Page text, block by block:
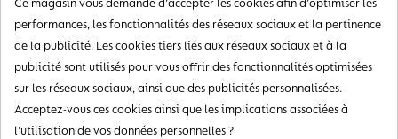
protection complète sans compromettre la présentation visuelle
des bouteilles.
- Facile à installer et à utiliser : Le dispositif est simple à mettre
en place et à manipuler par votre personnel, garantissant une
protection instantanée pour vos bouteilles d'alcool.
- Protection complète : Les détecteurs intégrés protègent
performances, les fonctionnalités des réseaux sociaux et la pertinence
de la publicité. Les cookies tiers liés aux réseaux sociaux et à la
publicité sont utilisés pour vous offrir des fonctionnalités optimisées
sur les réseaux sociaux, ainsi que des publicités personnalisées.
Acceptez-vous ces cookies ainsi que les implications associées à
l'utilisation de vos données personnelles ?